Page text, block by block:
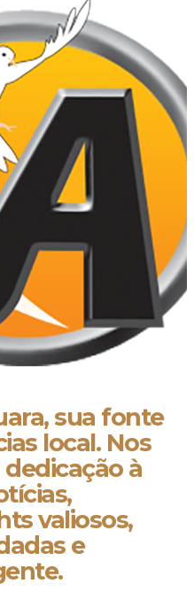
sua fonte
local. Nos
à
valiosos,
e